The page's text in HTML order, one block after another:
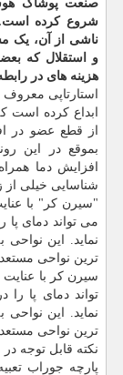
صنعت پوشاک
شروع کرده است.
ناشی از آن، یک
و استقلال که
هزینه های در
ابداع کرده است
از قطع عضو در
بموقع در این
افزایش دما
شناسایی خیلی از
"سیرن کر" با
می تواند دمای پا
نماید. این
ترین نواحی مستعد
سیرن کر با عنایت
تواند دمای پا
نماید. این
ترین نواحی مستعد
نکته قابل توجه
پارچه جوراب